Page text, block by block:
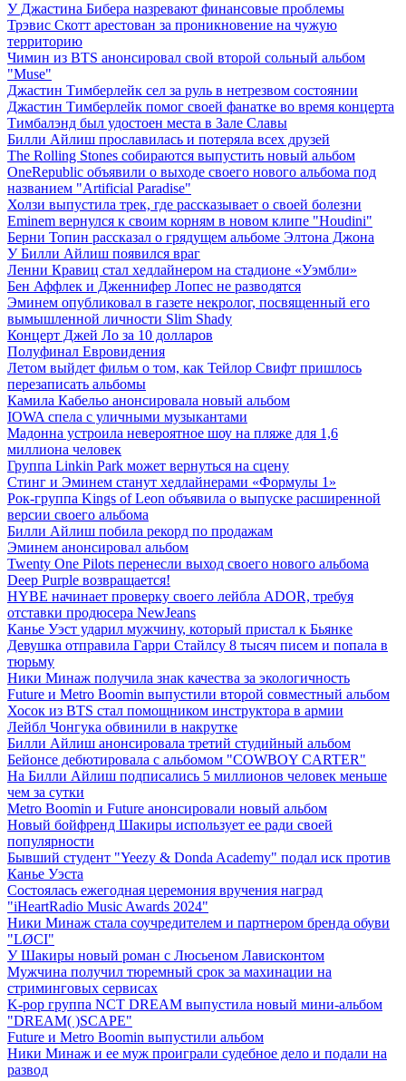
У Джастина Бибера назревают финансовые проблемы
Трэвис Скотт арестован за проникновение на чужую
территорию
Чимин из BTS анонсировал свой второй сольный альбом
"Muse"
Джастин Тимберлейк сел за руль в нетрезвом состоянии
Джастин Тимберлейк помог своей фанатке во время концерта
Тимбалэнд был удостоен места в Зале Славы
Билли Айлиш прославилась и потеряла всех друзей
The Rolling Stones собираются выпустить новый альбом
OneRepublic объявили о выходе своего нового альбома под
названием "Artificial Paradise"
Холзи выпустила трек, где рассказывает о своей болезни
Eminem вернулся к своим корням в новом клипе "Houdini"
Берни Топин рассказал о грядущем альбоме Элтона Джона
У Билли Айлиш появился враг
Ленни Кравиц стал хедлайнером на стадионе «Уэмбли»
Бен Аффлек и Дженнифер Лопес не разводятся
Эминем опубликовал в газете некролог, посвященный его
вымышленной личности Slim Shady
Концерт Джей Ло за 10 долларов
Полуфинал Евровидения
Летом выйдет фильм о том, как Тейлор Свифт пришлось
перезаписать альбомы
Камила Кабельо анонсировала новый альбом
IOWA спела с уличными музыкантами
Мадонна устроила невероятное шоу на пляже для 1,6
миллиона человек
Группа Linkin Park может вернуться на сцену
Стинг и Эминем станут хедлайнерами «Формулы 1»
Рок-группа Kings of Leon объявила о выпуске расширенной
версии своего альбома
Билли Айлиш побила рекорд по продажам
Эминем анонсировал альбом
Twenty One Pilots перенесли выход своего нового альбома
Deep Purple возвращается!
HYBE начинает проверку своего лейбла ADOR, требуя
отставки продюсера NewJeans
Канье Уэст ударил мужчину, который пристал к Бьянке
Девушка отправила Гарри Стайлсу 8 тысяч писем и попала в
тюрьму
Ники Минаж получила знак качества за экологичность
Future и Metro Boomin выпустили второй совместный альбом
Хосок из BTS стал помощником инструктора в армии
Лейбл Чонгука обвинили в накрутке
Билли Айлиш анонсировала третий студийный альбом
Бейонсе дебютировала с альбомом "COWBOY CARTER"
На Билли Айлиш подписались 5 миллионов человек меньше
чем за сутки
Metro Boomin и Future анонсировали новый альбом
Новый бойфренд Шакиры использует ее ради своей
популярности
Бывший студент "Yeezy & Donda Academy" подал иск против
Канье Уэста
Состоялась ежегодная церемония вручения наград
"iHeartRadio Music Awards 2024"
Ники Минаж стала соучредителем и партнером бренда обуви
"LØCI"
У Шакиры новый роман с Люсьеном Лависконтом
Мужчина получил тюремный срок за махинации на
стриминговых сервисах
K-pop группа NCT DREAM выпустила новый мини-альбом
"DREAM( )SCAPE"
Future и Metro Boomin выпустили альбом
Ники Минаж и ее муж проиграли судебное дело и подали на
развод